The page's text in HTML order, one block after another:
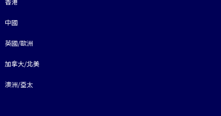
中國
英國/歐洲
加拿大/北美
澳洲/亞太